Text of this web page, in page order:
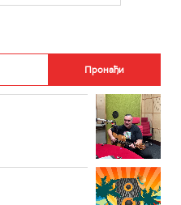
РАДИО РОКЕНРОЛЕР
РАДИО ЏЕЗЕР
ИНФО